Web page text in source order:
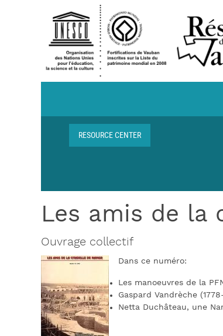
Breadcrumb
RESOURCE CENTER
Les amis de la
Ouvrage collectif
Dans ce numéro:
Les manoeuvres de la
Gaspard Vandrèche
Netta Duchâteau, une